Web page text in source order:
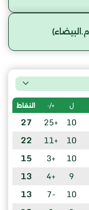
ل +/- النقاط
10
+25
27
10
+11
22
10
+3
15
9
+4
13
10
-7
13